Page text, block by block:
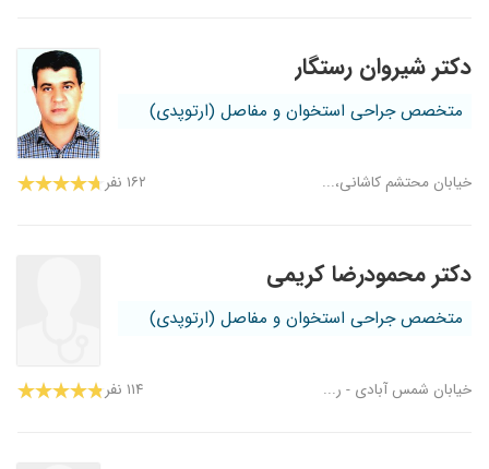
دکتر شیروان رستگار
متخصص جراحی استخوان و مفاصل (ارتوپدی)
خیابان محتشم کاشانی،... ۱۶۲ نفر
دکتر محمودرضا کریمی
متخصص جراحی استخوان و مفاصل (ارتوپدی)
خیابان شمس آبادی - ر... ۱۱۴ نفر